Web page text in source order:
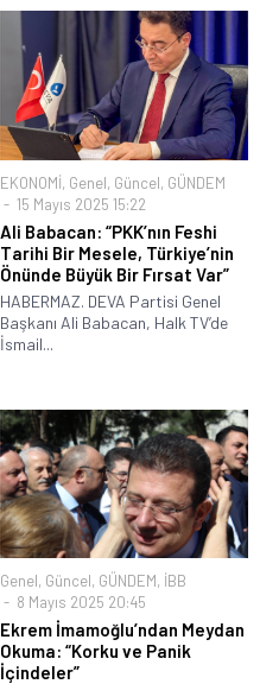
EKONOMİ, Genel, Güncel, GÜNDEM
15 Mayıs 2025 15:22
Ali Babacan: “PKK’nın Feshi
Tarihi Bir Mesele, Türkiye’nin
Önünde Büyük Bir Fırsat Var”
HABERMAZ. DEVA Partisi Genel
Başkanı Ali Babacan, Halk TV’de
İsmail...
Genel, Güncel, GÜNDEM, İBB
8 Mayıs 2025 20:45
Ekrem İmamoğlu’ndan Meydan
Okuma: “Korku ve Panik
İçindeler”